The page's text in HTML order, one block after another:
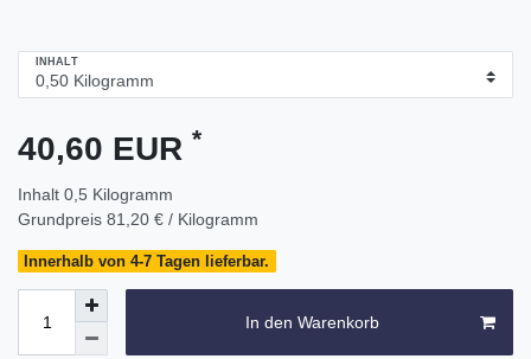
INHALT
40,60 EUR *
Inhalt 0,5 Kilogramm
Grundpreis 81,20 € / Kilogramm
Innerhalb von 4-7 Tagen lieferbar.
In den Warenkorb